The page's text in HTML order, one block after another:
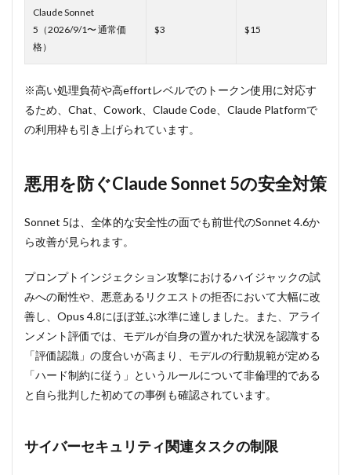
Claude Sonnet
5（2026/9/1〜 通常価
格）
$3 $15
※高い処理負荷や高effortレベルでのトークン使用に対応す
るため、Chat、Cowork、Claude Code、Claude Platformで
の利用枠も引き上げられています。
悪用を防ぐClaude Sonnet 5の安全対策
Sonnet 5は、全体的な安全性の面でも前世代のSonnet 4.6か
ら改善が見られます。
プロンプトインジェクション攻撃におけるハイジャックの試
みへの耐性や、悪意あるリクエストの拒否において大幅に改
善し、Opus 4.8にほぼ並ぶ水準に達しました。また、アライ
ンメント評価では、モデルが自身の置かれた状況を認識する
「評価認識」の度合いが高まり、モデルの行動規範が定める
「ハード制約に従う」というルールについて非倫理的である
と自ら批判した初めての事例も確認されています。
サイバーセキュリティ関連タスクの制限